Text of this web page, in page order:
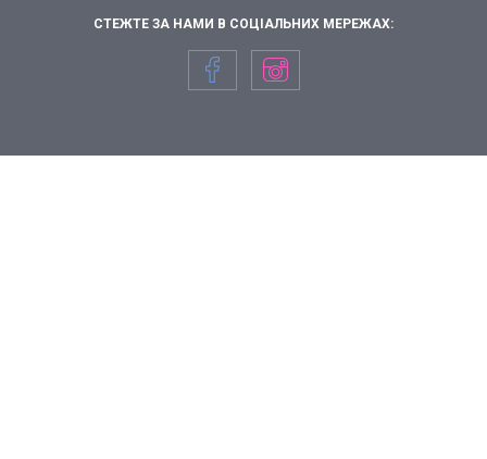
СТЕЖТЕ ЗА НАМИ В СОЦІАЛЬНИХ МЕРЕЖАХ: